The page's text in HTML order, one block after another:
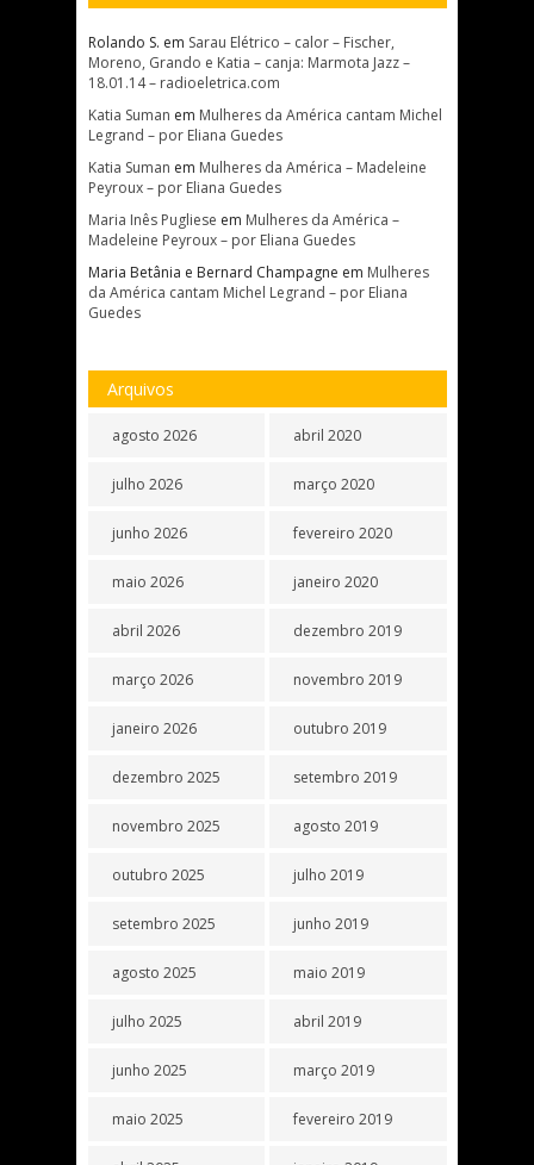
Rolando S. em Sarau Elétrico – calor – Fischer,
Moreno, Grando e Katia – canja: Marmota Jazz –
18.01.14 – radioeletrica.com
Katia Suman em Mulheres da América cantam Michel
Legrand – por Eliana Guedes
Katia Suman em Mulheres da América – Madeleine
Peyroux – por Eliana Guedes
Maria Inês Pugliese em Mulheres da América –
Madeleine Peyroux – por Eliana Guedes
Maria Betânia e Bernard Champagne em Mulheres
da América cantam Michel Legrand – por Eliana
Guedes
Arquivos
agosto 2026
julho 2026
junho 2026
maio 2026
abril 2026
março 2026
janeiro 2026
dezembro 2025
novembro 2025
outubro 2025
setembro 2025
agosto 2025
julho 2025
junho 2025
maio 2025
abril 2020
março 2020
fevereiro 2020
janeiro 2020
dezembro 2019
novembro 2019
outubro 2019
setembro 2019
agosto 2019
julho 2019
junho 2019
maio 2019
abril 2019
março 2019
fevereiro 2019